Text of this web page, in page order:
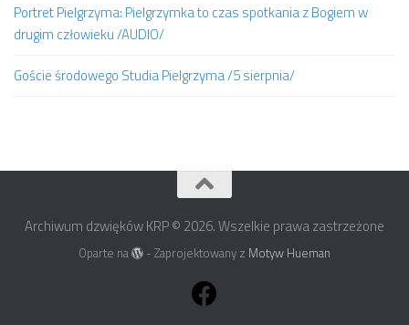
Portret Pielgrzyma: Pielgrzymka to czas spotkania z Bogiem w
drugim człowieku /AUDIO/
Goście środowego Studia Pielgrzyma /5 sierpnia/
Archiwum dzwięków KRP © 2026. Wszelkie prawa zastrzeżone
Oparte na - Zaprojektowany z Motyw Hueman